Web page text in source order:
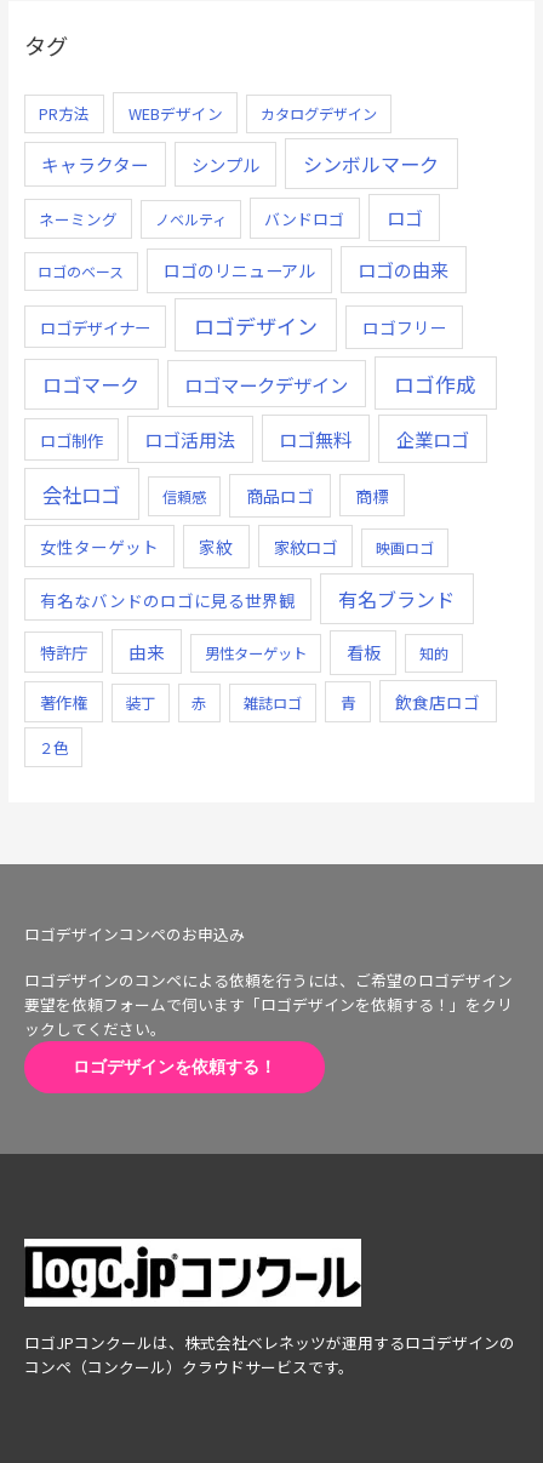
タグ
PR方法 WEBデザイン カタログデザイン
キャラクター シンプル シンボルマーク
ネーミング ノベルティ バンドロゴ ロゴ
ロゴのベース ロゴのリニューアル ロゴの由来
ロゴデザイナー ロゴデザイン ロゴフリー
ロゴマーク ロゴマークデザイン ロゴ作成
ロゴ制作 ロゴ活用法 ロゴ無料 企業ロゴ
会社ロゴ 信頼感 商品ロゴ 商標
女性ターゲット 家紋 家紋ロゴ 映画ロゴ
有名なバンドのロゴに見る世界観 有名ブランド
特許庁 由来 男性ターゲット 看板 知的
著作権 装丁 赤 雑誌ロゴ 青 飲食店ロゴ
２色
ロゴデザインコンペのお申込み
ロゴデザインのコンペによる依頼を行うには、ご希望のロゴデザイン
要望を依頼フォームで伺います「ロゴデザインを依頼する！」をクリ
ックしてください。
ロゴデザインを依頼する！
ロゴJPコンクールは、株式会社ベレネッツが運用するロゴデザインの
コンペ（コンクール）クラウドサービスです。